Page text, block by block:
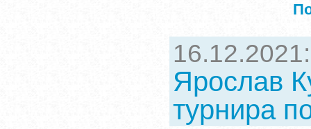
Ярослав
турнира